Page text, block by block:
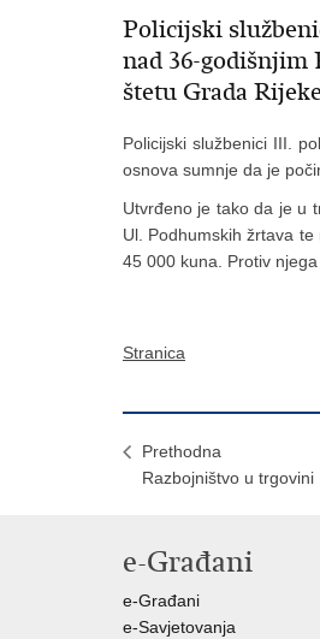
Policijski
nad 36-godišnjim
štetu Grada
Policijski službenici III.
osnova sumnje da je
Utvrđeno je tako da je u
Ul. Podhumskih žrtava
45 000 kuna. Protiv
Stranica
Prethodna
Razbojništvo u trgovini
e-Građani
e-Građani
e-Savjetovanja